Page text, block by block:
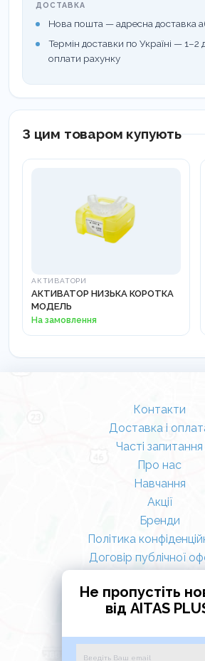
ДОСТАВКА
Нова пошта — адресна доставка
Термін доставки по Україні — 1–2
оплати рахунку
З цим товаром купують
АКТИВАТОРИ
АКТИВАТОР НИЗЬКА КОРОТКА
МОДЕЛЬ
На замовлення
Контакти
Доставка і
Часті запитання
Про нас
Навчання
Акції
Бренди
Політика
Договір публічної
Не пропустіть
від AITAS